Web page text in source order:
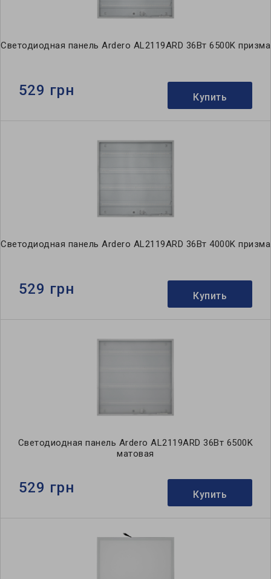
Светодиодная панель Ardero AL2119ARD 36Вт 6500K призма
529 грн Купить
Светодиодная панель Ardero AL2119ARD 36Вт 4000K призма
529 грн Купить
Светодиодная панель Ardero AL2119ARD 36Вт 6500K
матовая
529 грн Купить